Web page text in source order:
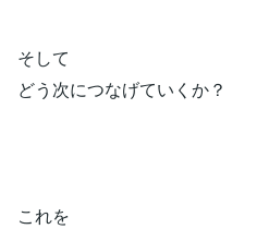
そして
どう次につなげていくか？
これを